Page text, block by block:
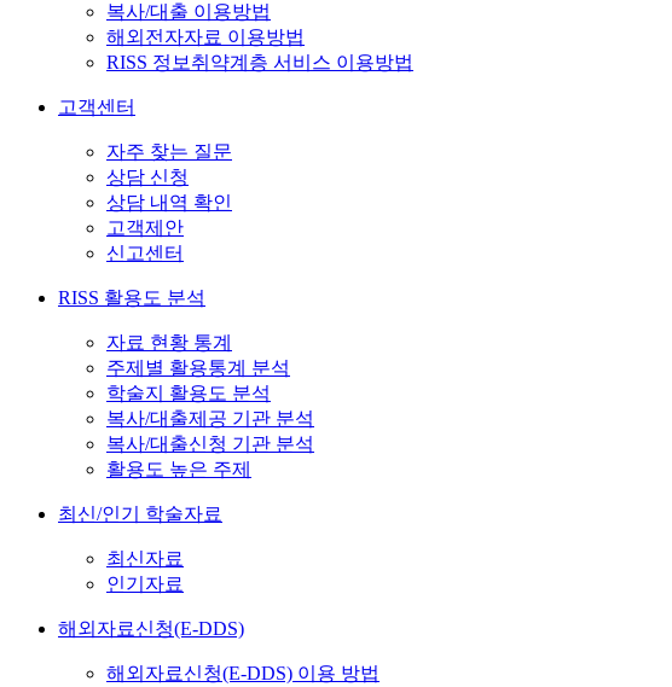
복사/대출 이용방법
해외전자자료 이용방법
RISS 정보취약계층 서비스 이용방법
고객센터
자주 찾는 질문
상담 신청
상담 내역 확인
고객제안
신고센터
RISS 활용도 분석
자료 현황 통계
주제별 활용통계 분석
학술지 활용도 분석
복사/대출제공 기관 분석
복사/대출신청 기관 분석
활용도 높은 주제
최신/인기 학술자료
최신자료
인기자료
해외자료신청(E-DDS)
해외자료신청(E-DDS) 이용 방법